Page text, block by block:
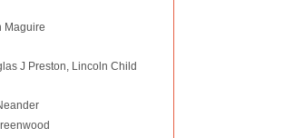
Maguire
J Preston, Lincoln Child